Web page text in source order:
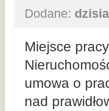
Dodane:
Miejsce
umowa o
nad